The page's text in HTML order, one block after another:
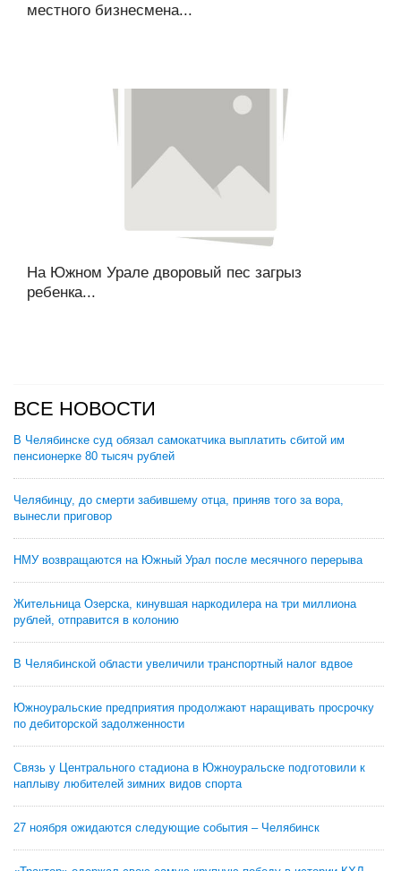
местного бизнесмена...
На Южном Урале дворовый пес загрыз
ребенка...
ВСЕ НОВОСТИ
В Челябинске суд обязал самокатчика выплатить сбитой им
пенсионерке 80 тысяч рублей
Челябинцу, до смерти забившему отца, приняв того за вора,
вынесли приговор
НМУ возвращаются на Южный Урал после месячного перерыва
Жительница Озерска, кинувшая наркодилера на три миллиона
рублей, отправится в колонию
В Челябинской области увеличили транспортный налог вдвое
Южноуральские предприятия продолжают наращивать просрочку
по дебиторской задолженности
Связь у Центрального стадиона в Южноуральске подготовили к
наплыву любителей зимних видов спорта
27 ноября ожидаются следующие события – Челябинск